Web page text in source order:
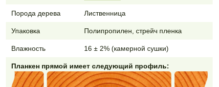
Порода дерева Лиственница
Упаковка Полипропилен, стрейч пленка
Влажность 16 ± 2% (камерной сушки)
Планкен прямой имеет следующий профиль: